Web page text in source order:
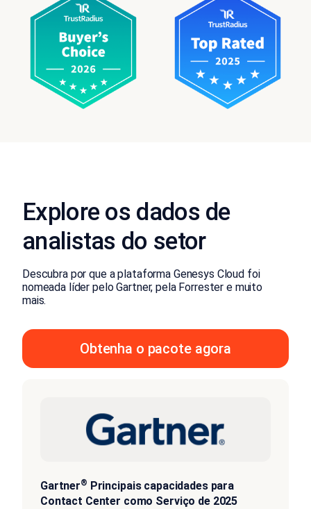
Explore os dados de
analistas do setor
Descubra por que a plataforma Genesys Cloud foi
nomeada líder pelo Gartner, pela Forrester e muito
mais.
Obtenha o pacote agora
Gartner® Principais capacidades para
Contact Center como Serviço de 2025